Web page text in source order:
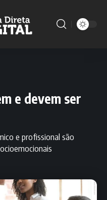
e devem ser
e profissional são